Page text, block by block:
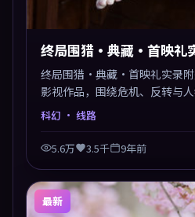
终局围猎·典藏·首映礼
终局围猎·典藏·首映礼实录
影视作品，围绕危机、反转与
紧凑，值得推荐观看。
科幻 · 线路
5.6万 3.5千 9年前
最新